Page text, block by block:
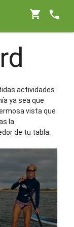
shopping_cart phone
actividades
ya sea que
vista que
la
de tu tabla.